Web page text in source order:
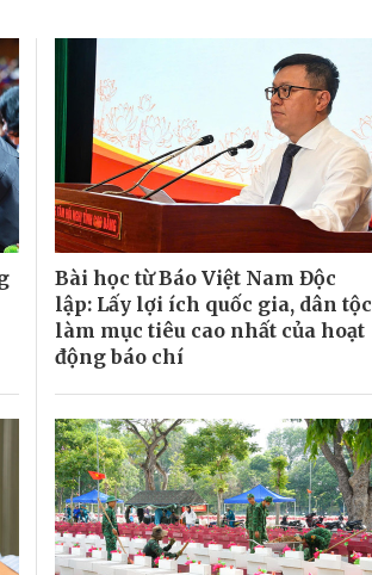
Bài học từ Báo Việt Nam Độc
lập: Lấy lợi ích quốc gia, dân tộc
làm mục tiêu cao nhất của hoạt
động báo chí